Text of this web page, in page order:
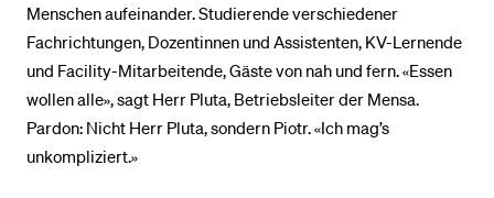
Menschen aufeinander. Studierende verschiedener
Fachrichtungen, Dozentinnen und Assistenten, KV-Lernende
und Facility-Mitarbeitende, Gäste von nah und fern. «Essen
wollen alle», sagt Herr Pluta, Betriebsleiter der Mensa.
Pardon: Nicht Herr Pluta, sondern Piotr. «Ich mag’s
unkompliziert.»